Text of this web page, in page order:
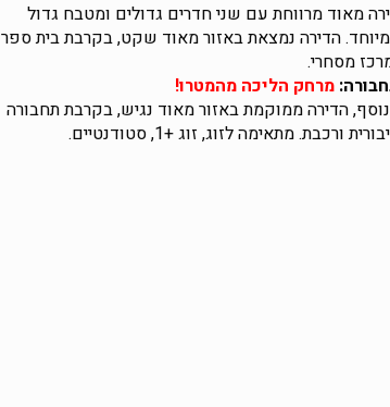
מאוד מרווחת עם שני חדרים גדולים ומטבח גדול
הדירה נמצאת באזור מאוד שקט, בקרבת בית ספר
מסחרי.
מרחק הליכה מהמטרו!
הדירה ממוקמת באזור מאוד נגיש, בקרבת תחבורה
ורכבת. מתאימה לזוג, זוג +1, סטודנטיים.